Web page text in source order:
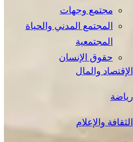
مجتمع وجهات
المجتمع المدني والحياة
المجتمعية
حقوق الإنسان
الإقتصاد والمال
رياضة
الثقافة والإعلام